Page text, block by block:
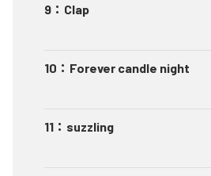
9 ： Clap
10 ： Forever candle night
11 ： suzzling